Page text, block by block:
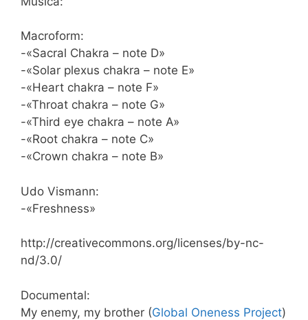
Macroform:
-«Sacral Chakra – note D»
-«Solar plexus chakra – note E»
-«Heart chakra – note F»
-«Throat chakra – note G»
-«Third eye chakra – note A»
-«Root chakra – note C»
-«Crown chakra – note B»
Udo Vismann:
-«Freshness»
http://creativecommons.org/licenses/by-nc-
nd/3.0/
Documental:
My enemy, my brother (Global Oneness Project)